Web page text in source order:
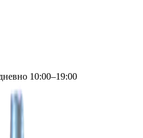
10:00–19:00